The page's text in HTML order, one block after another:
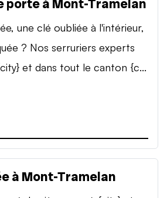
porte à Mont-Tramelan
une clé oubliée à l'intérieur,
? Nos serruriers experts
et dans tout le canton {c...
à Mont-Tramelan